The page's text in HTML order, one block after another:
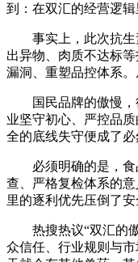
到：在双汇的经营逻
事实上，此次抗
出异物、肉质不达标
漏洞、重塑品控体系
国民品牌的傲慢
业坚守初心、严控品
全的底线失守便成了必
必须明确的是，
查、严格复检体系的
里的逐利优先压倒了
热搜热议“双汇的
众信任、行业规则与